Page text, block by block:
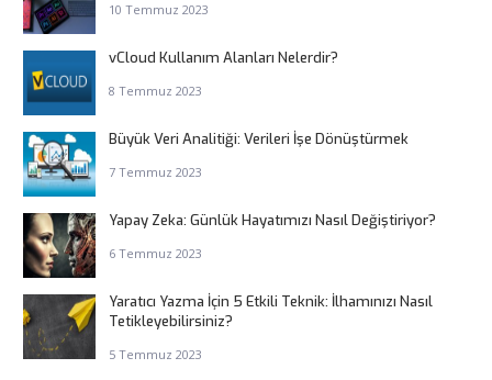
10 Temmuz 2023
vCloud Kullanım Alanları Nelerdir?
8 Temmuz 2023
Büyük Veri Analitiği: Verileri İşe Dönüştürmek
7 Temmuz 2023
Yapay Zeka: Günlük Hayatımızı Nasıl Değiştiriyor?
6 Temmuz 2023
Yaratıcı Yazma İçin 5 Etkili Teknik: İlhamınızı Nasıl
Tetikleyebilirsiniz?
5 Temmuz 2023